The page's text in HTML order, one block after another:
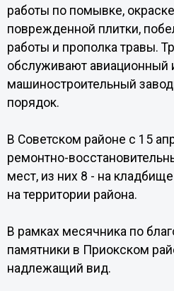
работы по помывке,
поврежденной плитки,
работы и прополка травы.
обслуживают авиационный
машиностроительный
порядок.
В Советском районе с 15
ремонтно-
мест, из них 8 - на
на территории района.
В рамках месячника по
памятники в Приокском
надлежащий вид.